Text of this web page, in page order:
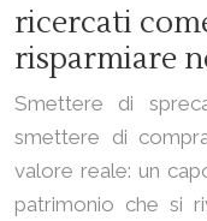
ricercati
risparmiare
Smettere di
smettere di
valore reale: un
patrimonio che si